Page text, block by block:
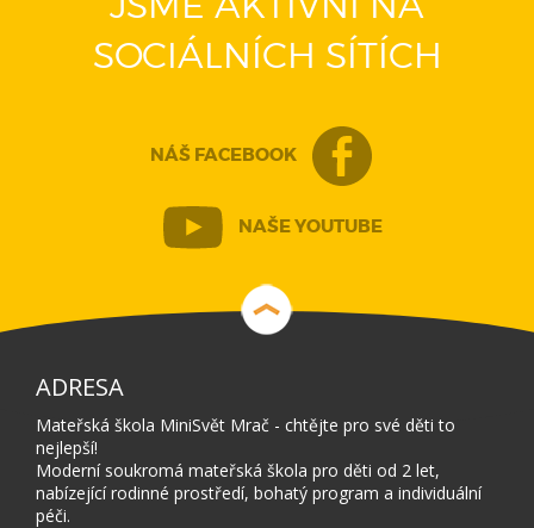
SOCIÁLNÍCH SÍTÍCH
NÁŠ FACEBOOK
NAŠE YOUTUBE
ADRESA
Mateřská škola MiniSvět Mrač - chtějte pro své děti to
nejlepší!
Moderní soukromá mateřská škola pro děti od 2 let,
nabízející rodinné prostředí, bohatý program a individuální
péči.